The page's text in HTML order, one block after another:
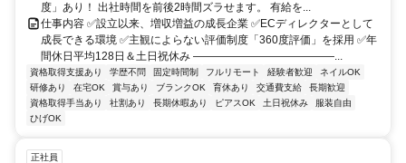
度」あり！ 出社時間を前後2時間ズラせます。 有給を...
仕事内容 ✅設立以来、増収増益の成長企業 ✅ECディレクターとして
成長できる環境 ✅主観によらない評価制度「360度評価」を採用 ✅年
間休日平均128日＆土日祝休み ―――――――――――――...
資格取得支援あり 学歴不問 固定時間制 フルリモート 経験者歓迎
ネイルOK
研修あり
在宅OK 賞与あり ブランクOK 育休あり 交通費支給
長期歓迎
資格取得手当あり
社割あり 長期休暇あり ピアスOK 土日祝休み
服装自由
ひげOK
正社員